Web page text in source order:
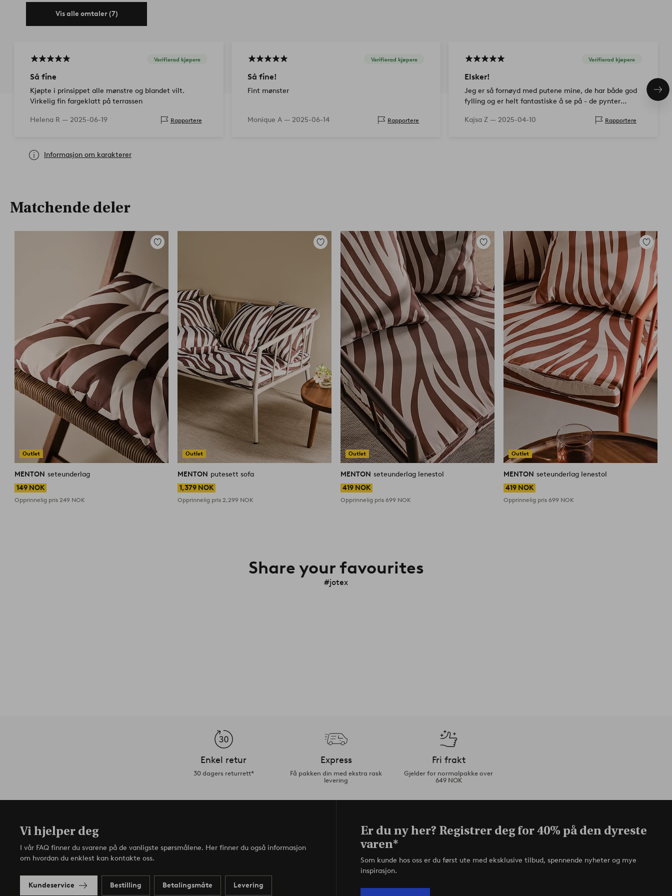
Vis alle omtaler (7)
Verifierad kjøpere
Så fine
Kjøpte i prinsippet alle mønstre og blandet vilt.
Virkelig fin fargeklatt på terrassen
Helena R — 2025-06-19 Rapportere
Verifierad kjøpere
Så fine!
Fint mønster
Monique A — 2025-06-14 Rapportere
Verifierad kjøpere
Elsker!
Jeg er så fornøyd med putene mine, de har både god
fylling og er helt fantastiske å se på - de pynter
Kajsa Z — 2025-04-10 Rapportere
Informasjon om karakterer
Matchende deler
Outlet
Legg
MENTON seteunderlag
149 NOK
Opprinnelig pris 249 NOK
Outlet
Legg
favoritter
MENTON putesett sofa
1,379 NOK
Opprinnelig pris 2,299 NOK
Outlet
Legg
til
favoritter
MENTON seteunderlag lenestol
419 NOK
Opprinnelig pris699 NOK
Outlet
Legg
til
favoritter
MENTON seteunderlag lenestol
419 NOK
Opprinnelig pris699 NOK
Share your favourites
#jotex
Enkel retur
30 dagers returrett*
Express
Få pakken din med ekstra rask
levering
Fri frakt
Gjelder for normalpakke over
649 NOK
Vi hjelper deg
I vår FAQ finner du svarene på de vanligste spørsmålene. Her finner du også informasjon
om hvordan du enklest kan kontakte oss.
Kundeservice Bestilling Betalingsmåte Levering
Er du ny her? Registrer deg for 40% på den dyreste
varen*
Som kunde hos oss er du først ute med eksklusive tilbud, spennende nyheter og mye
inspirasjon.